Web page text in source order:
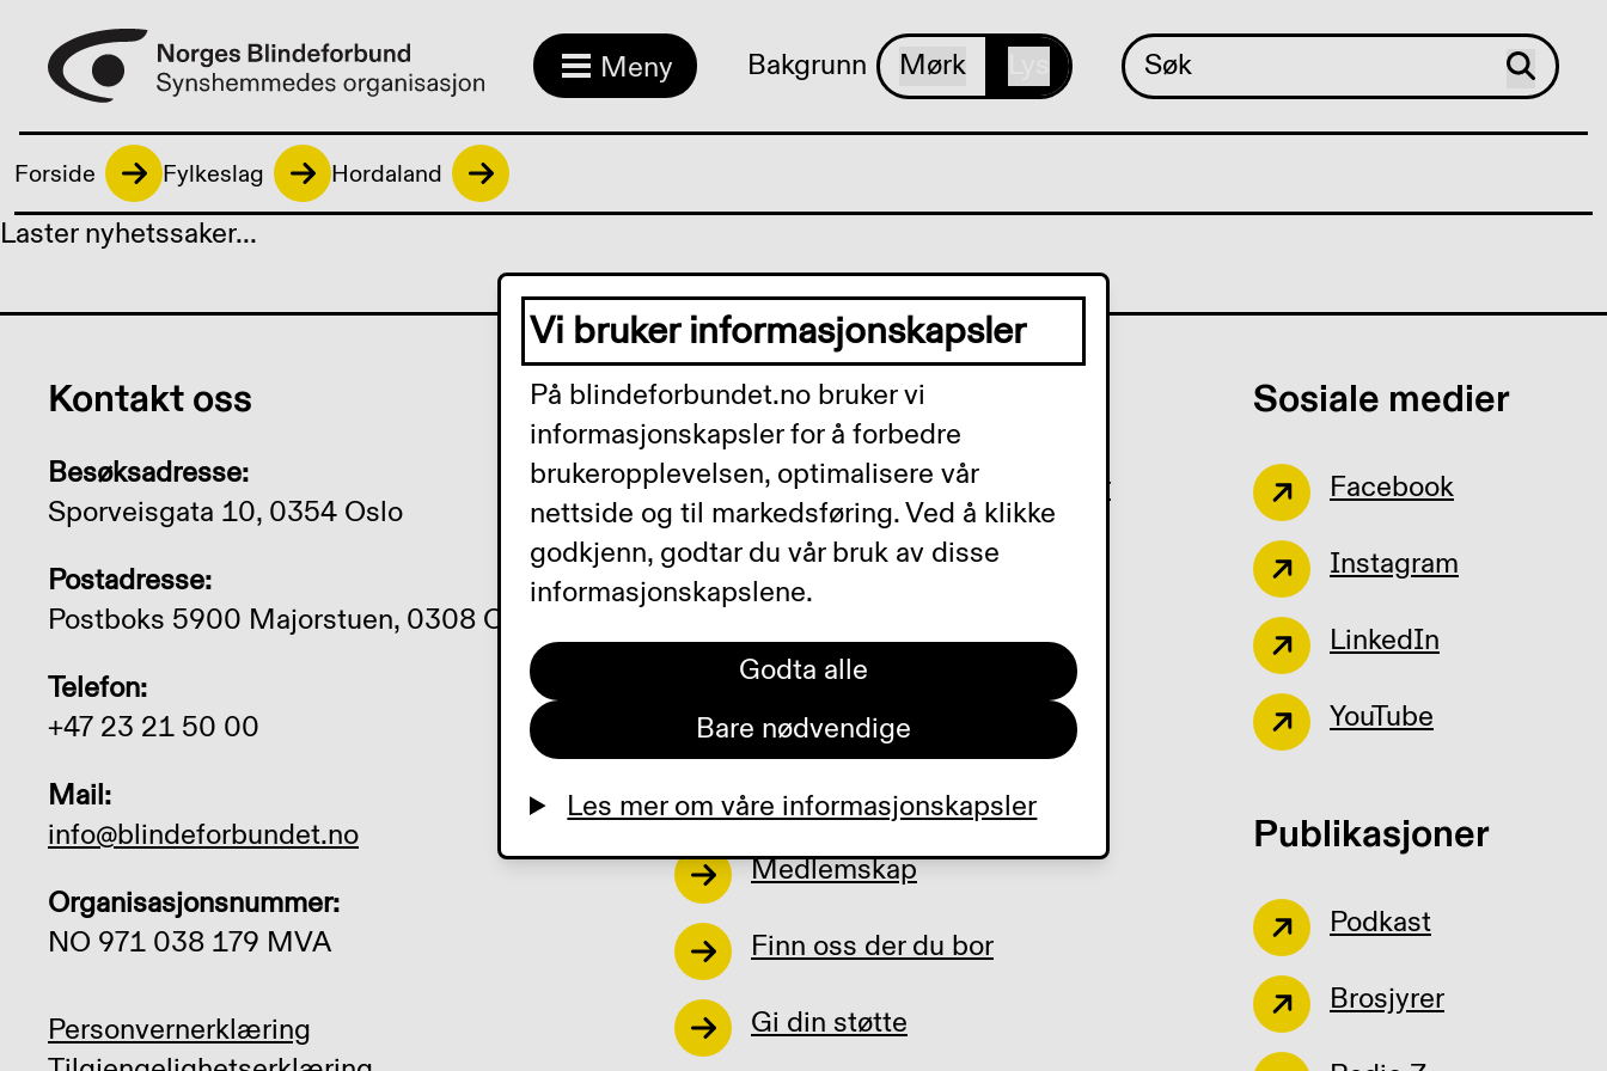
Meny Bakgrunn Mørk
Forside Fylkeslag Hordaland
Laster nyhetssaker...
Kontakt oss
Besøksadresse:
Sporveisgata 10, 0354 Oslo
Postadresse:
Postboks 5900 Majorstuen, 0308 Oslo
Telefon:
+47 23 21 50 00
Mail:
info@blindeforbundet.no
Organisasjonsnummer:
NO 971 038 179 MVA
Personvernerklæring
Snarveier
Øyehelse og synshemninger
Råd og rettigheter
Hjelpemidler
Universell utforming
Tilbud og kurs
Medlemskap
Finn oss der du bor
Gi din støtte
Sosiale medier
Facebook
Instagram
LinkedIn
YouTube
Publikasjoner
Podkast
Brosjyrer
Vi bruker informasjonskapsler
På blindeforbundet.no bruker vi
informasjonskapsler for å forbedre
brukeropplevelsen, optimalisere vår
nettside og til markedsføring. Ved å klikke
godkjenn, godtar du vår bruk av disse
informasjonskapslene.
Godta alle
Bare nødvendige
Les mer om våre informasjonskapsler